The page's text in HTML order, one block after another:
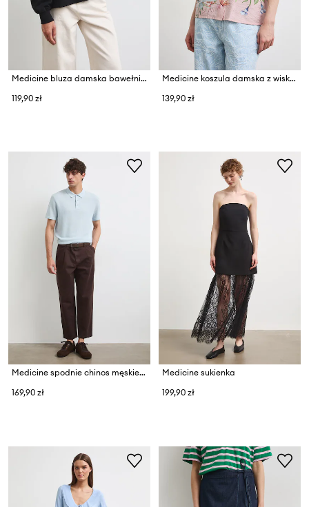
Medicine bluza damska bawełniana
119,90 zł
Medicine koszula damska z wiskozą
139,90 zł
Medicine spodnie chinos męskie bawełniane
169,90 zł
Medicine sukienka
199,90 zł